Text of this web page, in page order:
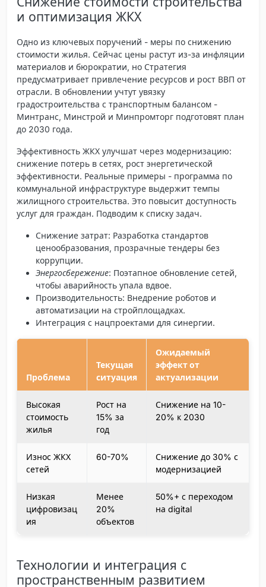
и оптимизация ЖКХ
Одно из ключевых поручений - меры по снижению
стоимости жилья. Сейчас цены растут из-за инфляции
материалов и бюрократии, но Стратегия
предусматривает привлечение ресурсов и рост ВВП от
отрасли. В обновлении учтут увязку
градостроительства с транспортным балансом -
Минтранс, Минстрой и Минпромторг подготовят план
до 2030 года.
Эффективность ЖКХ улучшат через модернизацию:
снижение потерь в сетях, рост энергетической
эффективности. Реальные примеры - программа по
коммунальной инфраструктуре выдержит темпы
жилищного строительства. Это повысит доступность
услуг для граждан. Подводим к списку задач.
Снижение затрат: Разработка стандартов
ценообразования, прозрачные тендеры без
коррупции.
Энергосбережение: Поэтапное обновление сетей,
чтобы аварийность упала вдвое.
Производительность: Внедрение роботов и
автоматизации на стройплощадках.
Интеграция с нацпроектами для синергии.
Проблема
Текущая
ситуация
Ожидаемый
эффект от
актуализации
Высокая
стоимость
жилья
Рост на
15% за
год
Снижение на 10-
20% к 2030
Износ ЖКХ
сетей
60-70%
Снижение до 30% с
модернизацией
Низкая
цифровизац
ия
Менее
20%
объектов
50%+ с переходом
на digital
Технологии и интеграция с
пространственным развитием